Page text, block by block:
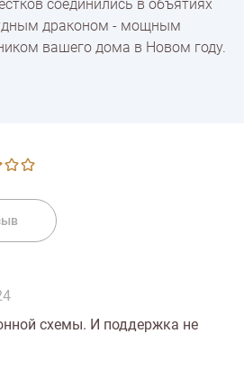
соединились в объятиях
драконом - мощным
вашего дома в Новом году.
схемы. И поддержка не